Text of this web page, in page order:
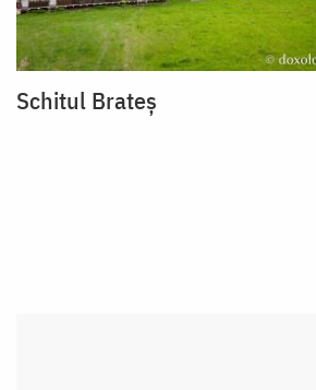
Schitul Brateș